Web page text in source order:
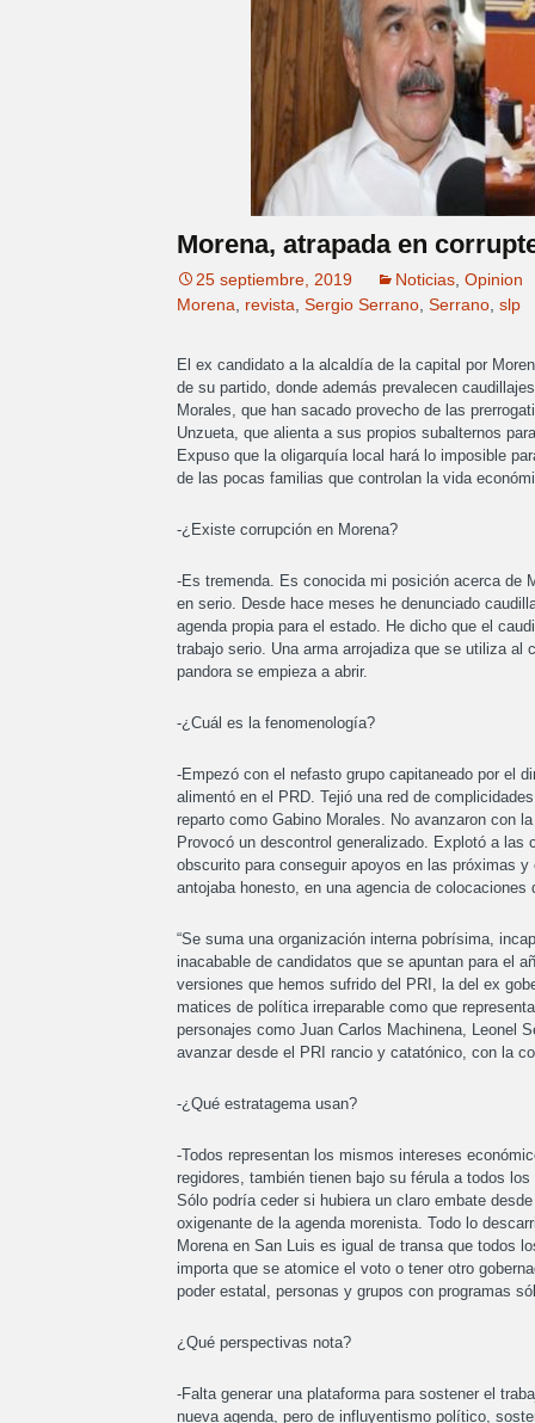
Morena, atrapada en
25 septiembre, 2019 Noticias Opinion
Morena
revista Sergio Serrano Serrano slp
El ex candidato a la alcaldía de la capital por
de su partido, donde además prevalecen
Morales, que han sacado provecho de las
Unzueta, que alienta a sus propios subalternos
Expuso que la oligarquía local hará lo imposible
de las pocas familias que controlan la vida
-¿Existe corrupción en Morena?
-Es tremenda. Es conocida mi posición acerca de
en serio. Desde hace meses he denunciado
agenda propia para el estado. He dicho que el
trabajo serio. Una arma arrojadiza que se utiliza
pandora se empieza a abrir.
-¿Cuál es la fenomenología?
-Empezó con el nefasto grupo capitaneado por el
alimentó en el PRD. Tejió una red de
reparto como Gabino Morales. No avanzaron con
Provocó un descontrol generalizado. Explotó a
obscurito para conseguir apoyos en las próximas
antojaba honesto, en una agencia de colocaciones
“Se suma una organización interna pobrísima,
inacabable de candidatos que se apuntan para el
versiones que hemos sufrido del PRI, la del ex
matices de política irreparable como que
personajes como Juan Carlos Machinena, Leonel
avanzar desde el PRI rancio y catatónico, con la
-¿Qué estratagema usan?
-Todos representan los mismos intereses
regidores, también tienen bajo su férula a todos
Sólo podría ceder si hubiera un claro embate
oxigenante de la agenda morenista. Todo lo
Morena en San Luis es igual de transa que todos
importa que se atomice el voto o tener otro
poder estatal, personas y grupos con programas
¿Qué perspectivas nota?
-Falta generar una plataforma para sostener el
nueva agenda, pero de influyentismo político,